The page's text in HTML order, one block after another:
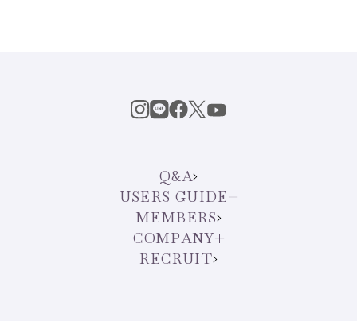
Q&A
USERS GUIDE
MEMBERS
COMPANY
RECRUIT